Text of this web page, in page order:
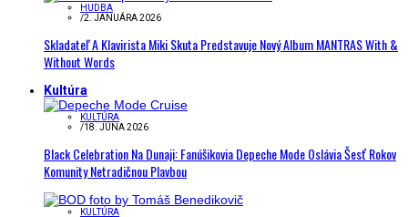
HUDBA
/2. JANUÁRA 2026
Skladateľ A Klavirista Miki Skuta Predstavuje Nový Album MANTRAS With &
Without Words
Kultúra
KULTÚRA
/18. JÚNA 2026
Black Celebration Na Dunaji: Fanúšikovia Depeche Mode Oslávia Šesť Rokov
Komunity Netradičnou Plavbou
KULTÚRA